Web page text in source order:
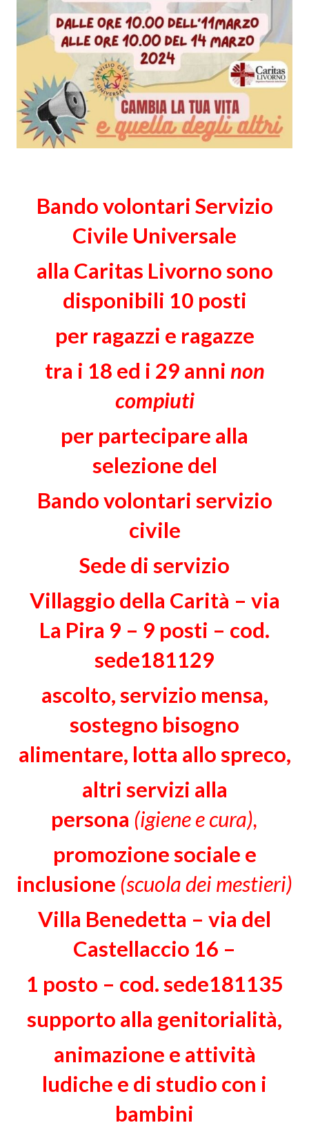
Bando volontari Servizio
Civile Universale
alla Caritas Livorno sono
disponibili 10 posti
per ragazzi e ragazze
tra i 18 ed i 29 anni non
compiuti
per partecipare alla
selezione del
Bando volontari servizio
civile
Sede di servizio
Villaggio della Carità – via
La Pira 9 – 9 posti – cod.
sede181129
ascolto, servizio mensa,
sostegno bisogno
alimentare, lotta allo spreco,
altri servizi alla
persona (igiene e cura),
promozione sociale e
inclusione (scuola dei mestieri)
Villa Benedetta – via del
Castellaccio 16 –
1 posto – cod. sede181135
supporto alla genitorialità,
animazione e attività
ludiche e di studio con i
bambini